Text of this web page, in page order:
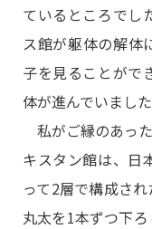
ているところでし
ス館が躯体の解体
子を見ることがで
体が進んでいました
私がご縁のあっ
キスタン館は、日
って2層で構成さ
丸太を1本ずつ下